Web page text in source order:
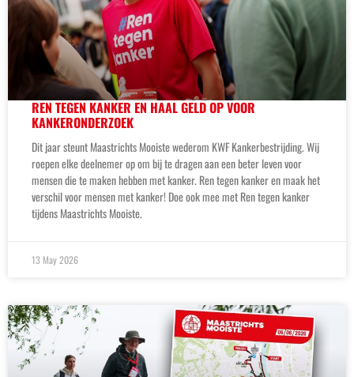
REN TEGEN KANKER EN HAAL GELD OP VOOR
KANKERONDERZOEK
Dit jaar steunt Maastrichts Mooiste wederom KWF Kankerbestrijding. Wij
roepen elke deelnemer op om bij te dragen aan een beter leven voor
mensen die te maken hebben met kanker. Ren tegen kanker en maak het
verschil voor mensen met kanker! Doe ook mee met Ren tegen kanker
tijdens Maastrichts Mooiste.
13 May 2026